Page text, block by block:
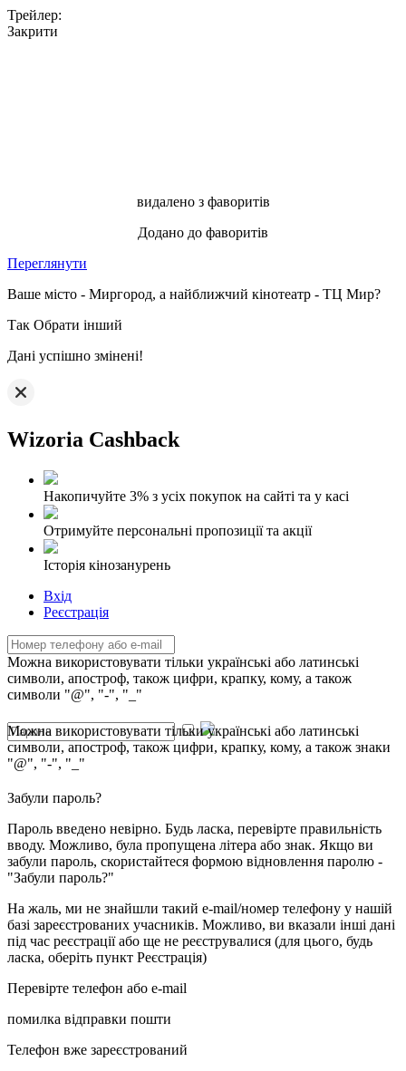
Трейлер:
Закрити
видалено з фаворитів
Додано до фаворитів
Переглянути
Ваше місто - Миргород, а найближчий кінотеатр - ТЦ Мир?
Так Обрати інший
Дані успішно змінені!
Wizoria Cashback
Накопичуйте 3% з усіх покупок на сайті та у касі
Отримуйте персональні пропозиції та акції
Історія кінозанурень
Вхід
Реєстрація
Можна використовувати тільки українські або латинські
символи, апостроф, також цифри, крапку, кому, а також
символи "@", "-", "_"
Можна використовувати тільки українські або латинські
символи, апостроф, також цифри, крапку, кому, а також знаки
"@", "-", "_"
Забули пароль?
Пароль введено невірно. Будь ласка, перевірте правильність
вводу. Можливо, була пропущена літера або знак. Якщо ви
забули пароль, скористайтеся формою відновлення паролю -
"Забули пароль?"
На жаль, ми не знайшли такий e-mail/номер телефону у нашій
базі зареєстрованих учасників. Можливо, ви вказали інші дані
під час реєстрації або ще не реєструвалися (для цього, будь
ласка, оберіть пункт Реєстрація)
Перевірте телефон або e-mail
помилка відправки пошти
Телефон вже зареєстрований